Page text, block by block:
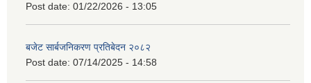
Post date: 01/22/2026 - 13:05
बजेट सार्बजनिकरण प्रतिबेदन २०८२
Post date: 07/14/2025 - 14:58